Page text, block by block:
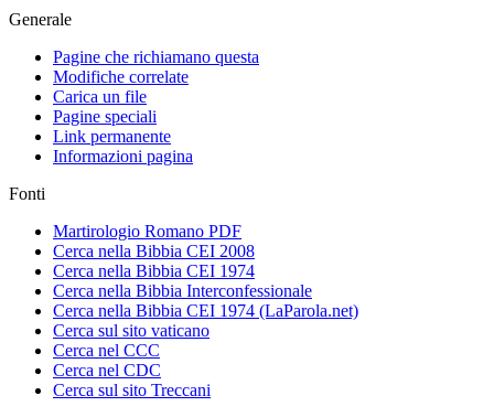
Generale
Pagine che richiamano questa
Modifiche correlate
Carica un file
Pagine speciali
Link permanente
Informazioni pagina
Fonti
Martirologio Romano PDF
Cerca nella Bibbia CEI 2008
Cerca nella Bibbia CEI 1974
Cerca nella Bibbia Interconfessionale
Cerca nella Bibbia CEI 1974 (LaParola.net)
Cerca sul sito vaticano
Cerca nel CCC
Cerca nel CDC
Cerca sul sito Treccani